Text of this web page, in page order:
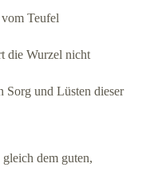
Teufel
die Wurzel nicht
Sorg und Lüsten dieser
dem guten,